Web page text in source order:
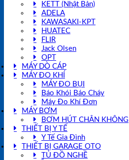
KETT (Nhật Bản)
ADELA
KAWASAKI-KPT
HUATEC
FLIR
Jack Olsen
OPT
MÁY DÒ CÁP
MÁY ĐO KHÍ
MÁY ĐO BỤI
Báo Khói Báo Cháy
Máy Đo Khí Đơn
MÁY BƠM
BƠM HÚT CHÂN KHÔNG
THIẾT BỊ Y TẾ
Y Tế Gia Đình
THIẾT BỊ GARAGE OTO
TỦ ĐỒ NGHỀ